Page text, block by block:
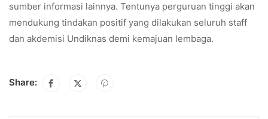
sumber informasi lainnya. Tentunya perguruan tinggi akan
mendukung tindakan positif yang dilakukan seluruh staff
dan akdemisi Undiknas demi kemajuan lembaga.
Share: